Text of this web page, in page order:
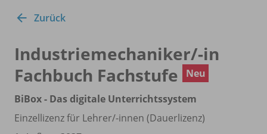
Zurück
Industriemechaniker/-in
Fachbuch Fachstufe
Neu
BiBox - Das digitale Unterrichtssystem
Einzellizenz für Lehrer/-innen (Dauerlizenz)